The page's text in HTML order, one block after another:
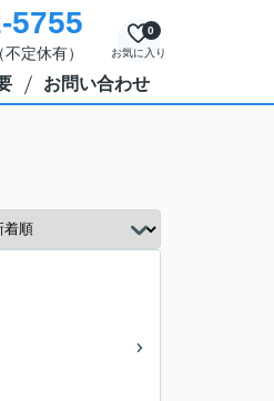
5755
定休有） お気に入り
0
お問い合わせ